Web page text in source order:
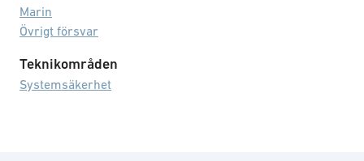
Marin
Övrigt försvar
Teknikområden
Systemsäkerhet